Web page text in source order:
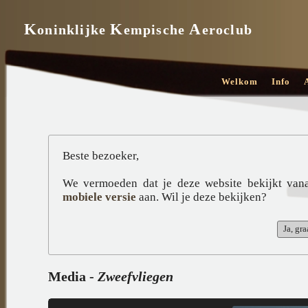
KoninklijkeKempische Aeroclub
Welkom Info
Beste bezoeker,
We vermoeden dat je deze website bekijkt
mobiele versie aan. Wil je deze bekijken?
Media - Zweefvliegen